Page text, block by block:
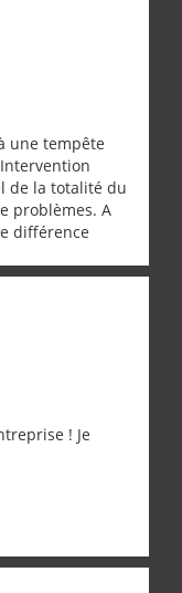
une tempête
de la totalité du
problèmes. A
différence
! Je